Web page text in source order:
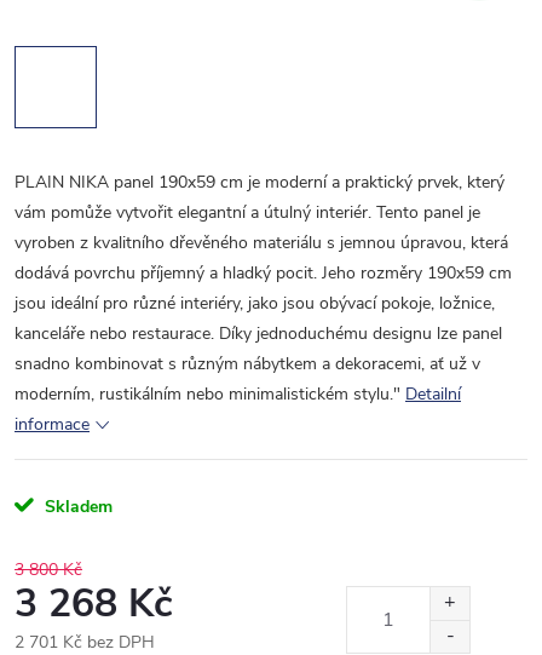
PLAIN NIKA panel 190x59 cm je moderní a praktický prvek, který
vám pomůže vytvořit elegantní a útulný interiér. Tento panel je
vyroben z kvalitního dřevěného materiálu s jemnou úpravou, která
dodává povrchu příjemný a hladký pocit. Jeho rozměry 190x59 cm
jsou ideální pro různé interiéry, jako jsou obývací pokoje, ložnice,
kanceláře nebo restaurace. Díky jednoduchému designu lze panel
snadno kombinovat s různým nábytkem a dekoracemi, ať už v
moderním, rustikálním nebo minimalistickém stylu." Detailní
informace
Skladem
3 800 Kč
3 268 Kč
2 701 Kč bez DPH